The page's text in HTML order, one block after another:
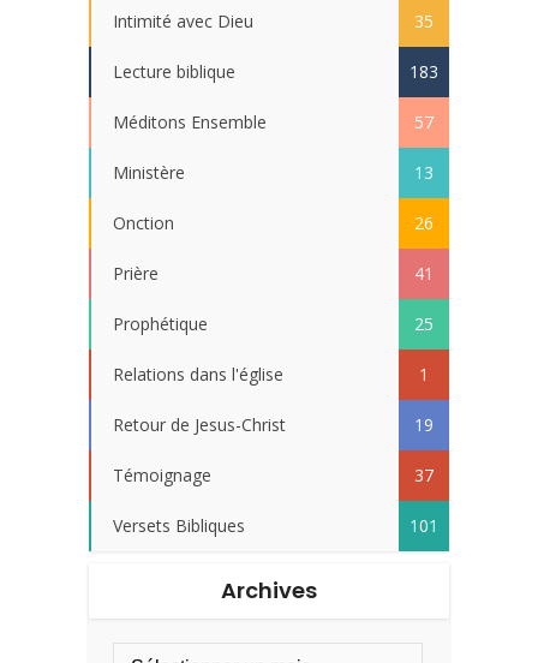
Intimité avec Dieu 35
Lecture biblique 183
Méditons Ensemble 57
Ministère 13
Onction 26
Prière 41
Prophétique 25
Relations dans l'église 1
Retour de Jesus-Christ 19
Témoignage 37
Versets Bibliques 101
Archives